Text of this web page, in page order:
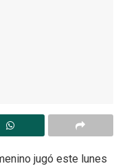
jugó este lunes